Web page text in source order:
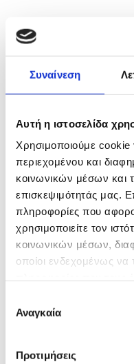
Συναίνεση
Αυτή η ιστοσελίδα
Χρησιμοποιούμε cookie
περιεχομένου και
κοινωνικών μέσων και
επισκεψιμότητάς μας.
πληροφορίες που
χρησιμοποιείτε τον
κοινωνικών μέσων,
οποίοι ενδεχομένως να
των υπηρεσιών τους.
συγκατάθεσης
Αναγκαία
Προτιμήσεις
Τα λουλούδια
και το θάνατο τους.